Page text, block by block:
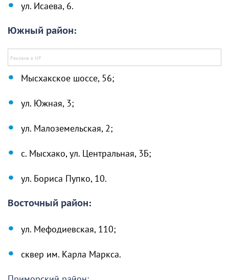
ул. Исаева, 6.
Южный район:
Мысхакское шоссе, 56;
ул. Южная, 3;
ул. Малоземельская, 2;
с. Мысхако, ул. Центральная, 3Б;
ул. Бориса Пупко, 10.
Восточный район:
ул. Мефодиевская, 110;
сквер им. Карла Маркса.